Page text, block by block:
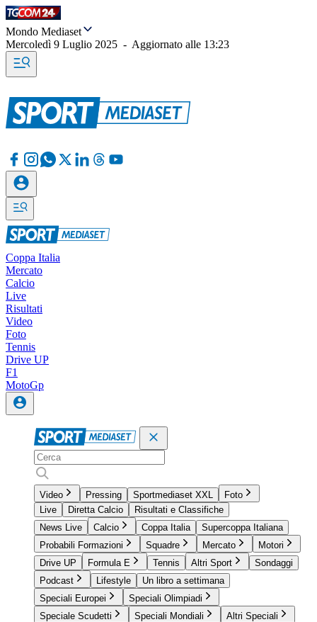
Mondo Mediaset
Mercoledì 9 Luglio 2025 - Aggiornato alle 13:23
Coppa Italia
Mercato
Calcio
Live
Risultati
Video
Foto
Tennis
Drive UP
F1
MotoGp
Video Pressing Sportmediaset XXL
Foto
Live
Diretta Calcio
Risultati e Classifiche
News Live
Calcio Coppa Italia
Supercoppa Italiana
Probabili Formazioni
Squadre Mercato
Motori
Drive UP
Formula E Tennis Altri Sport
Sondaggi
Podcast
Lifestyle
Un libro a settimana
Speciali Europei
Speciali Olimpiadi
Speciale Scudetti
Speciali Mondiali Altri Speciali